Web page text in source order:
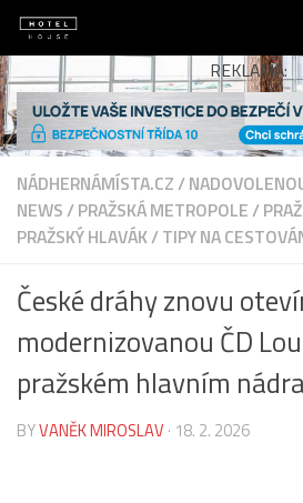
Skip to content
REKLAMA:
NÁDHERNÁMÍSTA.CZ/
NEWS/PRAŽSKÁ METROPOLE/
PRAŽSKÝ HLAVÁK/TIPY NA
České dráhy znovu
modernizovanou ČD
pražském hlavním
BYVANĚK MIROSLAV · 18. 2. 2026